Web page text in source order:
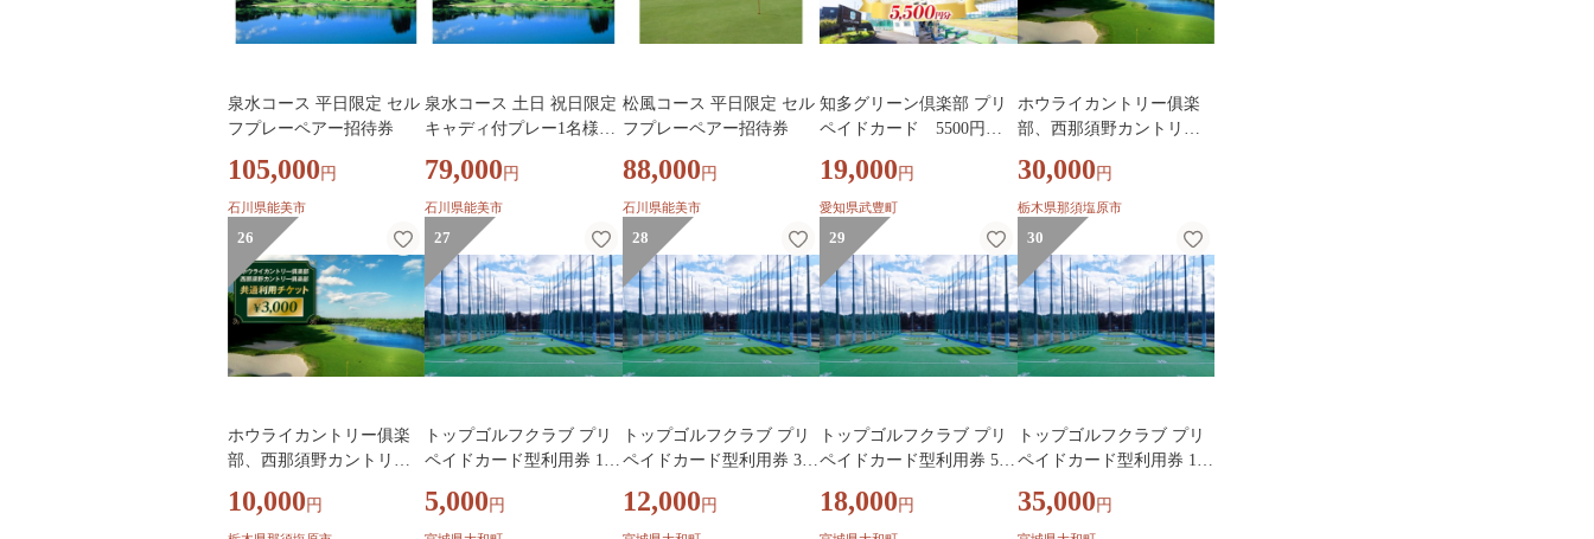
泉水コース 平日限定 セル
フプレーペアー招待券
105,000 円
石川県能美市
泉水コース 土日 祝日限定
キャディ付プレー1名様招
79,000 円
石川県能美市
松風コース 平日限定 セル
フプレーペアー招待券
88,000 円
石川県能美市
知多グリーン倶楽部 プリ
ペイドカード 5500円分
練習場 打ちっぱなし
19,000 円
愛知県武豊町
ホウライカントリー俱楽
部、西那須野カントリー
¥9,000 ns153-003 【 ゴル
フ ゴルフ場 利用チケット
30,000 円
栃木県那須塩原市
26
ホウライカントリー俱楽
部、西那須野カントリー
¥3,000 ns153-002 【 ゴル
フ ゴルフ場 利用チケット
10,000 円
27
トップゴルフクラブ プリ
ペイドカード型利用券 1,0
ルフプレー券 プリペイド
カード ゴルフ場 golf ゴル
5,000 円
28
トップゴルフクラブ プリ
ペイドカード型利用券 3,0
ルフプレー券 プリペイド
カード ゴルフ場 golf ゴル
12,000 円
29
トップゴルフクラブ プリ
ペイドカード型利用券 5,0
ルフプレー券 プリペイド
カード ゴルフ場 golf ゴル
18,000 円
30
トップゴルフクラブ プリ
ペイドカード型利用券 10,
ゴルフプレー券 プリペイ
ドカード ゴルフ場 golf ゴ
35,000 円